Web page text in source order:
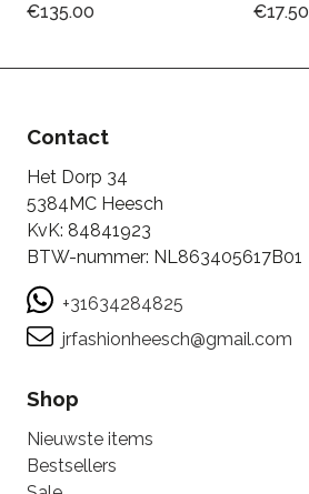
€135.00
€17.50
Contact
Het Dorp 34
5384MC Heesch
KvK: 84841923
BTW-nummer: NL863405617B01
+31634284825
jrfashionheesch@gmail.com
Shop
Nieuwste items
Bestsellers